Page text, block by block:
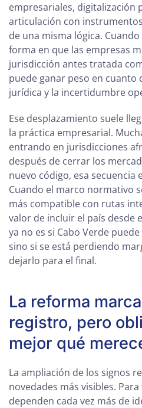
empresariales, digitalización
articulación con
de una misma lógica.
forma en que las empresas
jurisdicción antes tratada
puede ganar peso en cuanto
jurídica y la incertidumbre
Ese desplazamiento suele
la práctica empresarial.
entrando en jurisdicciones
después de cerrar los
nuevo código, esa secuencia
Cuando el marco normativo
más compatible con rutas
valor de incluir el país desde
ya no es si Cabo Verde
sino si se está perdiendo
dejarlo para el final.
La reforma
registro, pero
mejor qué
La ampliación de los signos
novedades más visibles.
dependen cada vez más de